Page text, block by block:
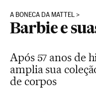
A BONECA DA MATTEL
Barbie e
Após 57 anos de
amplia sua
de corpos